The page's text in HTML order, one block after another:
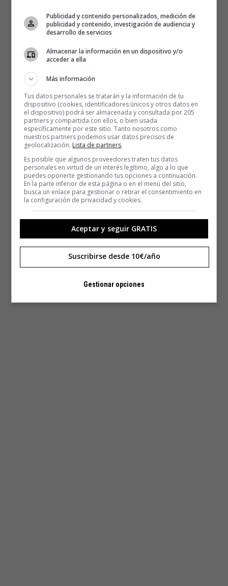
Publicidad y contenido personalizados, medición de
publicidad y contenido, investigación de audiencia y
desarrollo de servicios
Almacenar la información en un dispositivo y/o
acceder a ella
Más información
Tus datos personales se tratarán y la información de tu
dispositivo (cookies, identificadores únicos y otros datos en
el dispositivo) podrá ser almacenada y consultada por 205
partners y compartida con ellos, o bien usada
específicamente por este sitio. Tanto nosotros como
nuestros partners podemos usar datos precisos de
geolocalización. Lista de partners.
Es posible que algunos proveedores traten tus datos
personales en virtud de un interés legítimo, algo a lo que
puedes oponerte gestionando tus opciones a continuación.
En la parte inferior de esta página o en el menú del sitio,
busca un enlace para gestionar o retirar el consentimiento en
la configuración de privacidad y cookies.
Aceptar y seguir GRATIS
Suscribirse desde 10€/año
Gestionar opciones